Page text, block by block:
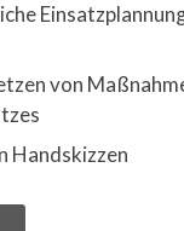
von
Handskizzen